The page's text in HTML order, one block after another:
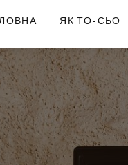
ЯК ТО-СЬО